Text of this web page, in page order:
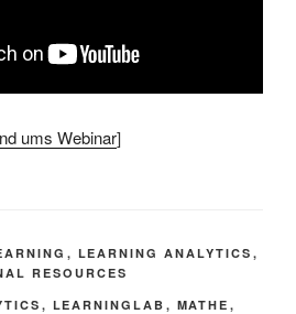
ums Webinar]
, LEARNING ANALYTICS ,
RESOURCES
, LEARNINGLAB , MATHE ,